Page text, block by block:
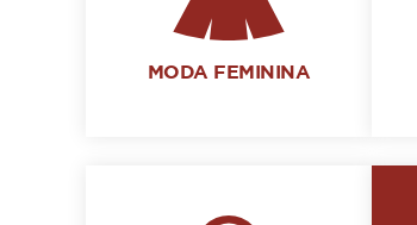
MODA FEMININA